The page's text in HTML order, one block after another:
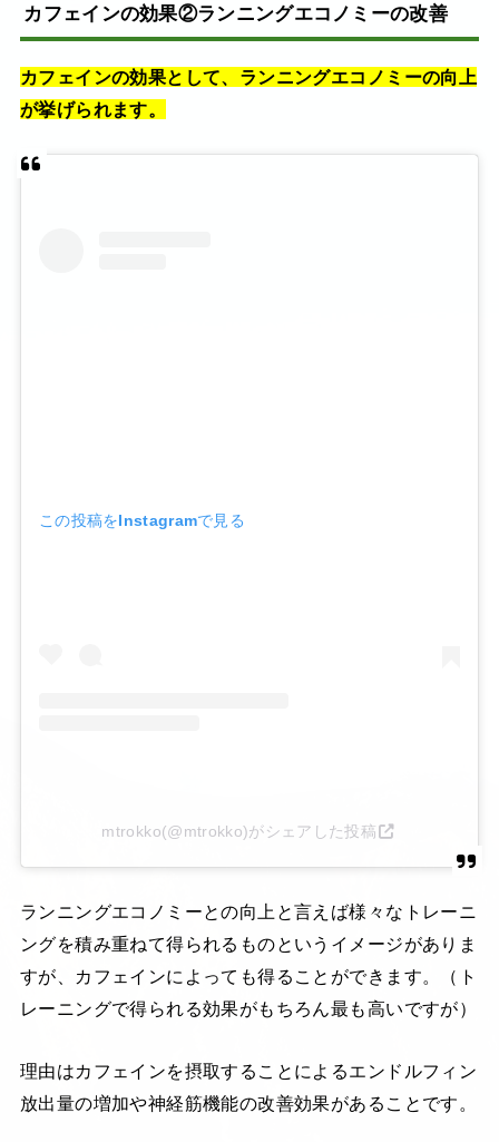
カフェインの効果②ランニングエコノミーの改善
カフェインの効果として、ランニングエコノミーの向上
が挙げられます。
この投稿をInstagramで見る
mtrokko(@mtrokko)がシェアした投稿
ランニングエコノミーとの向上と言えば様々なトレーニ
ングを積み重ねて得られるものというイメージがありま
すが、カフェインによっても得ることができます。（ト
レーニングで得られる効果がもちろん最も高いですが）
理由はカフェインを摂取することによるエンドルフィン
放出量の増加や神経筋機能の改善効果があることです。